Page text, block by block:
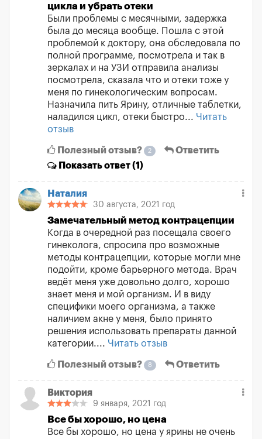
цикла и убрать отеки
Были проблемы с месячными, задержка
была до месяца вообще. Пошла с этой
проблемой к доктору, она обследовала по
полной программе, посмотрела и так в
зеркалах и на УЗИ отправила анализы
посмотрела, сказала что и отеки тоже у
меня по гинекологическим вопросам.
Назначила пить Ярину, отличные таблетки,
наладился цикл, отеки быстро... Читать
отзыв
Полезный отзыв? 2
Ответить
Показатьответ (1)
Наталия
30 августа, 2021 год
Замечательный метод контрацепции
Когда в очередной раз посещала своего
гинеколога, спросила про возможные
методы контрацепции, которые могли мне
подойти, кроме барьерного метода. Врач
ведёт меня уже довольно долго, хорошо
знает меня и мой организм. И в виду
специфики моего организма, а также
наличием акне у меня, было принято
решения использовать препараты данной
категории.... Читать отзыв
Полезный отзыв? 8 Ответить
Виктория
9 января, 2021 год
Все бы хорошо, но цена
Все бы хорошо, но цена у ярины не очень